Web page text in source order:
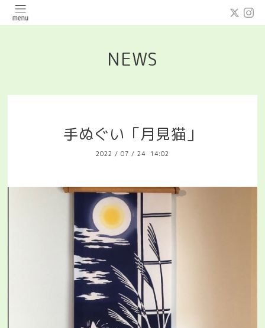
NEWS
手ぬぐい「月見猫」
2022 / 07 / 24 14:02